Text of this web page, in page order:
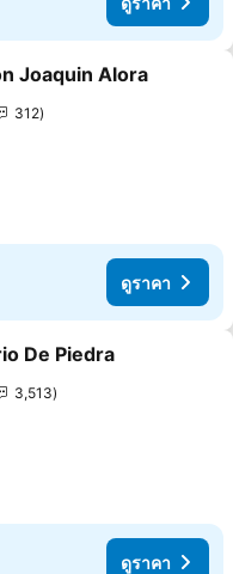
รายการโปรด
Joaquin Alora
312
ดูราคา
รายการโปรด
De Piedra
3,513
ดูราคา